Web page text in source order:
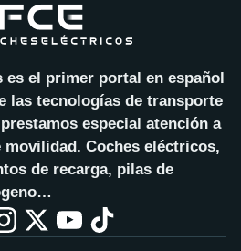
es el primer portal en español
las tecnologías de transporte
especial atención a
movilidad. Coches eléctricos,
de recarga, pilas de